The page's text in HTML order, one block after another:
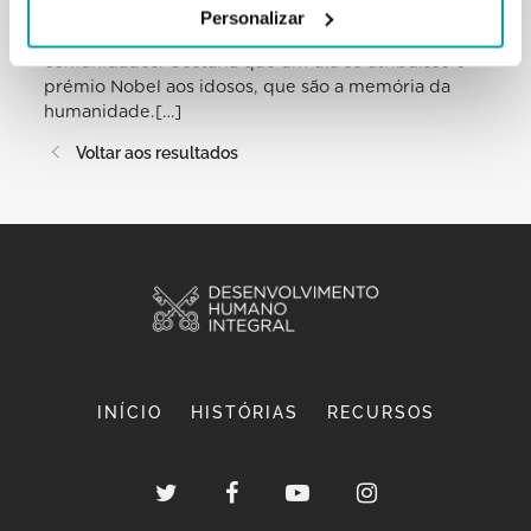
Personalizar
de ternura — como eu disse — aos idosos, que são
prémio Nobel aos idosos, que são a memória da
humanidade.[…]
Voltar aos resultados
INÍCIO HISTÓRIAS RECURSOS